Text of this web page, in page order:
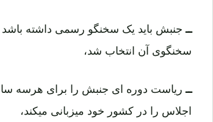
جنبش باید یک سخنگو رسمی داشته باشد
سخنگوی آن انتخاب شد،
ریاست دوره ای جنبش را برای هرسه
اجلاس را در کشور خود میزبانی میکند،